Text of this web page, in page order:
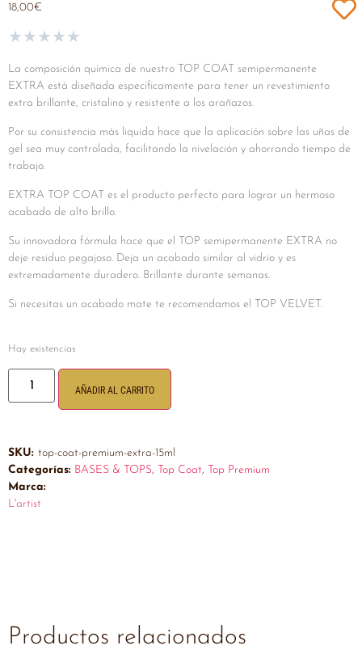
18,00€
★★★★★
La composición química de nuestro TOP COAT semipermanente
EXTRA está diseñada específicamente para tener un revestimiento
extra brillante, cristalino y resistente a los arañazos.
Por su consistencia más liquida hace que la aplicación sobre las uñas de
gel sea muy controlada, facilitando la nivelación y ahorrando tiempo de
trabajo.
EXTRA TOP COAT es el producto perfecto para lograr un hermoso
acabado de alto brillo.
Su innovadora fórmula hace que el TOP semipermanente EXTRA no
deje residuo pegajoso. Deja un acabado similar al vidrio y es
extremadamente duradero. Brillante durante semanas.
Si necesitas un acabado mate te recomendamos el TOP VELVET.
Hay existencias
AÑADIR AL CARRITO
SKU: top-coat-premium-extra-15ml
Categorías: BASES & TOPS, Top Coat, Top Premium
Marca:
L'artist
Productos relacionados